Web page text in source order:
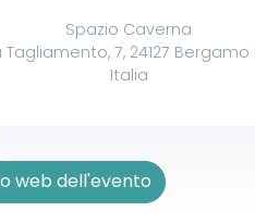
Spazio Caverna
Tagliamento, 7, 24127 Bergamo
Italia
web dell'evento